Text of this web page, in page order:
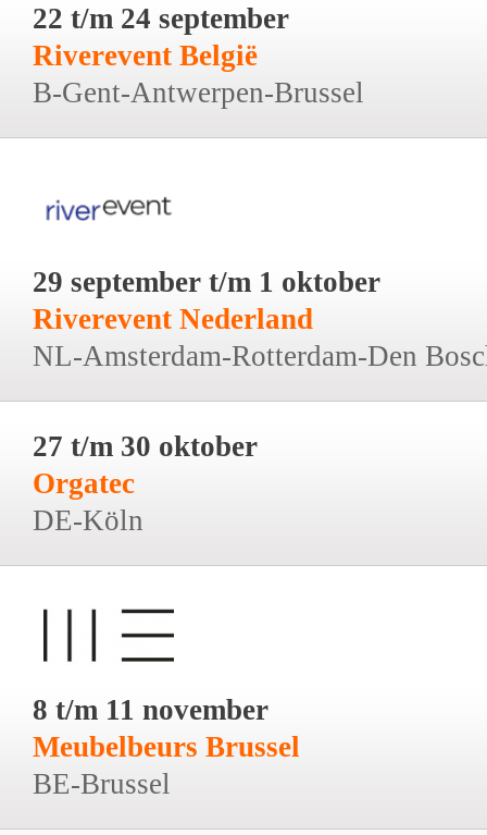
22 t/m 24 september
Riverevent België
B-Gent-Antwerpen-Brussel
29 september t/m 1 oktober
Riverevent Nederland
NL-Amsterdam-Rotterdam-Den
27 t/m 30 oktober
Orgatec
DE-Köln
8 t/m 11 november
Meubelbeurs Brussel
BE-Brussel